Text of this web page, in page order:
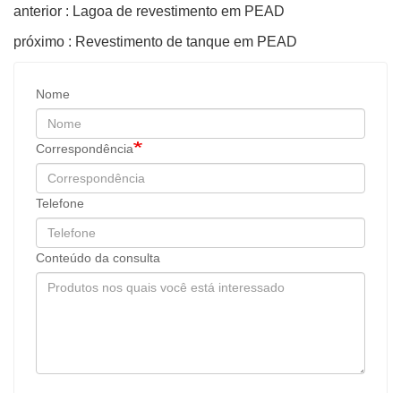
anterior : Lagoa de revestimento em PEAD
próximo : Revestimento de tanque em PEAD
Nome
Correspondência
Telefone
Conteúdo da consulta